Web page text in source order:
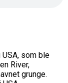
som ble
River,
grunge.